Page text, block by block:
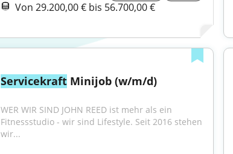
Von 29.200,00 € bis 56.700,00 €
Servicekraft Minijob (w/m/d)
WER WIR SIND JOHN REED ist mehr als ein
Fitnessstudio - wir sind Lifestyle. Seit 2016 stehen
wir...